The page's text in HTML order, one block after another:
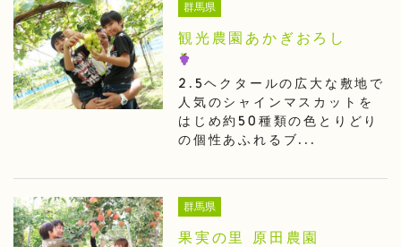
群馬県
観光農園あかぎおろし
2.5ヘクタールの広大な敷地で
人気のシャインマスカットを
はじめ約50種類の色とりどり
の個性あふれるブ...
群馬県
果実の里 原田農園